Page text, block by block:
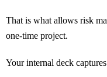
That is what allows risk
one-time project.
Your internal deck